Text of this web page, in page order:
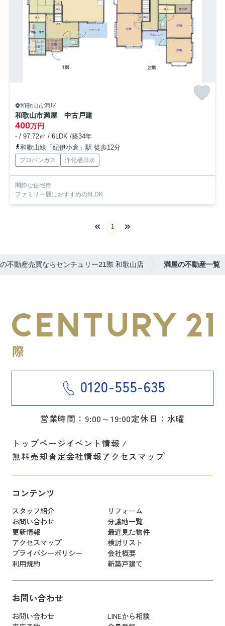
和歌山市満屋
和歌山市満屋 中古戸建
400万円
- / 97.72㎡ / 6LDK /築34年
和歌山線「紀伊小倉」駅 徒歩12分
プロパンガス 浄化槽排水
閑静な住宅街
ファミリー層におすすめの6LDK
1
不動産売買ならセンチュリー21際 和歌山店 満屋の不動産一覧
0120-555-635
営業時間：9:00～19:00定休日：水曜
トップページイベント情報
無料売却査定会社情報アクセスマップ
コンテンツ
スタッフ紹介
リフォーム
お問い合わせ
分譲地一覧
更新情報
最近見た物件
アクセスマップ
検討リスト
プライバシーポリシー
会社概要
利用規約
新築戸建て
お問い合わせ
お問い合わせ
LINEから相談